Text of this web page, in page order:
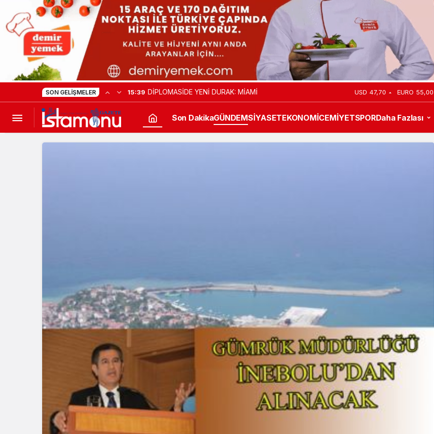
SON GELIŞMELER 15:39 DİPLOMASİDE YENİ DURAK: MİAMİ USD 47,70 EURO 55,00
Son DakikaGÜNDEMSİYASETEKONOMİCEMİYETSPORDaha Fazlası
HEDEF
GÜNDEM
DİPLOMASİDE YENİ
SİYASET
BEYKOZ’DA GÖREVE
ATANDI